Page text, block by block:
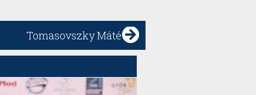
Tomasovszky Máté